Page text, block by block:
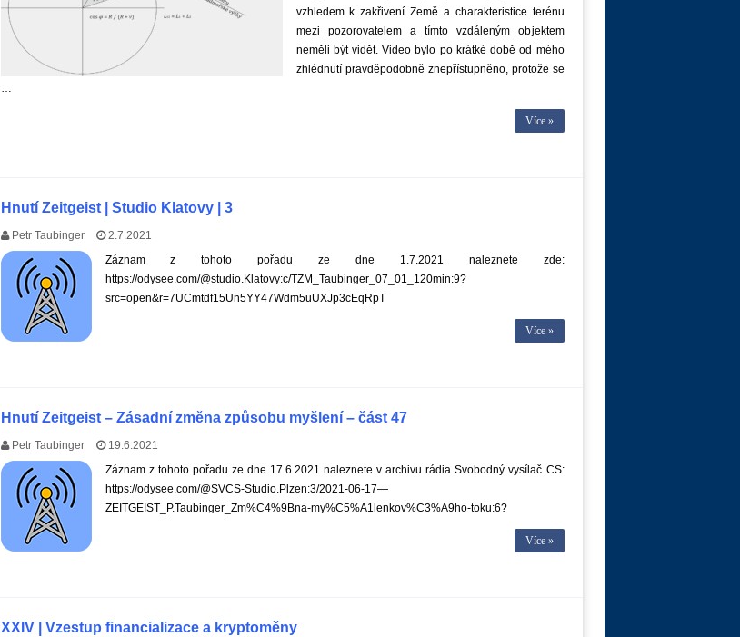
vzhledem k zakřivení Země a charakteristice terénu
mezi pozorovatelem a tímto vzdáleným objektem
neměli být vidět. Video bylo po krátké době od mého
zhlédnutí pravděpodobně znepřístupněno, protože se
Více »
Hnutí Zeitgeist | Studio Klatovy | 3
Petr Taubinger
2.7.2021
Záznam z tohoto pořadu ze dne 1.7.2021 naleznete zde:
https://odysee.com/@studio.Klatovy:c/TZM_Taubinger_07_01_120min:9?
src=open&r=7UCmtdf15Un5YY47Wdm5uUXJp3cEqRpT
Více »
Hnutí Zeitgeist – Zásadní změna způsobu myšlení – část 47
Petr Taubinger
19.6.2021
Záznam z tohoto pořadu ze dne 17.6.2021 naleznete v archivu rádia Svobodný vysílač CS:
https://odysee.com/@SVCS-Studio.Plzen:3/2021-06-17—
ZEITGEIST_P.Taubinger_Zm%C4%9Bna-my%C5%A1lenkov%C3%A9ho-toku:6?
Více »
XXIV | Vzestup financializace a kryptoměny